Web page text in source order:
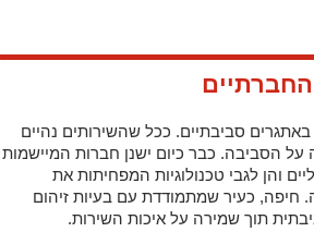
סביבתיים. ככל שהשירותים נהיים
על הסביבה. כבר כיום ישנן חברות המיישמות
והן לגבי טכנולוגיות המפחיתות את
חיפה, כעיר שמתמודדת עם בעיות זיהום
תוך שמירה על איכות השירות.